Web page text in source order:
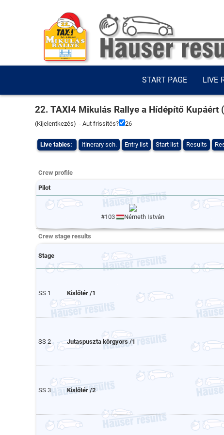
START PAGE LIVE
22. TAXI4 Mikulás Rallye a Hídépítő Kupáért
(Kijelentkezés) - Aut frissítés? 26
Live tables: Itinerary sch. Entry list Start list Results
Crew profile
Pilot
#103 Németh István
Crew stage results
Stage
SS 1 Kislőtér /1
SS 2 Jutaspuszta körgyors /1
SS 3 Kislőtér /2